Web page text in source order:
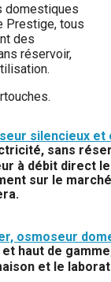
domestiques
Prestige, tous
des
réservoir,
silencieux et
sans
à débit direct
sur le
osmoseur
haut de
et le